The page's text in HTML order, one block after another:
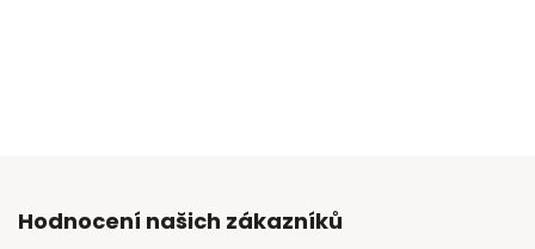
Hodnocení našich zákazníků